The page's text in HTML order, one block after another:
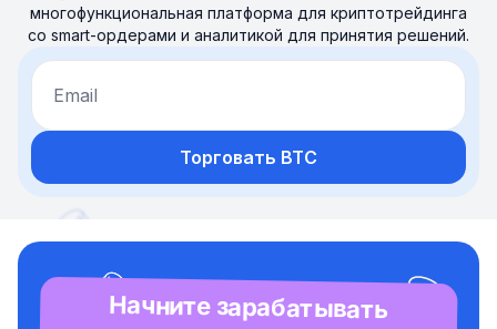
многофункциональная платформа для криптотрейдинга
со smart-ордерами и аналитикой для принятия решений.
Email
Торговать BTC
Начните зарабатывать